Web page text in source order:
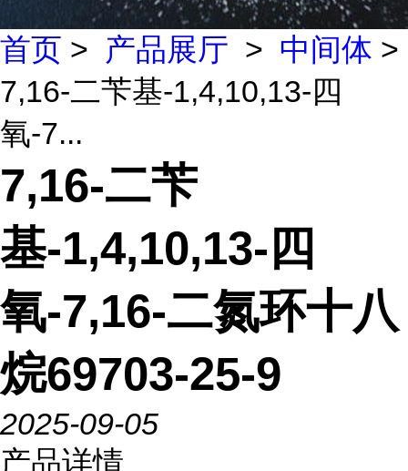
首页 > 产品展厅 > 中间体 >
7,16-二苄基-1,4,10,13-四
氧-7...
7,16-二苄
基-1,4,10,13-四
氧-7,16-二氮环十八
烷69703-25-9
2025-09-05
产品详情